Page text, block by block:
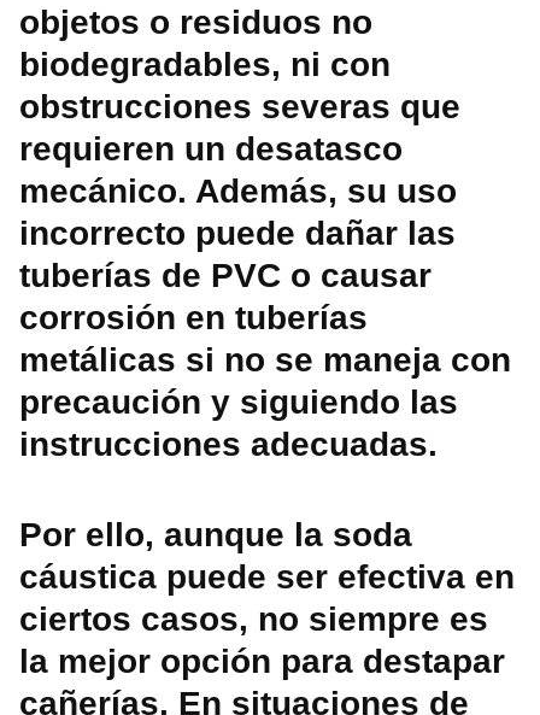
objetos o residuos no
biodegradables, ni con
obstrucciones severas que
requieren un desatasco
mecánico. Además, su uso
incorrecto puede dañar las
tuberías de PVC o causar
corrosión en tuberías
metálicas si no se maneja con
precaución y siguiendo las
instrucciones adecuadas.
Por ello, aunque la soda
cáustica puede ser efectiva en
ciertos casos, no siempre es
la mejor opción para destapar
cañerías. En situaciones de